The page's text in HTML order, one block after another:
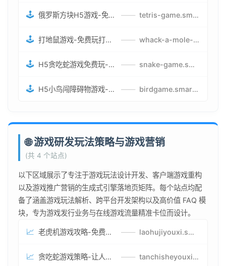
🕹️ 俄罗斯方块H5游戏-免费获取俄罗斯方块攻略-俄罗斯方块怪兽游戏策略 —— tetris-game.smartwatchmanufacturer.cn
🕹️ 打地鼠游戏-免费玩打地鼠H5网页游戏-打地鼠游戏官网 —— whack-a-mole-game.smartwatchmanufacturer.cn
🕹️ H5贪吃蛇游戏免费玩-最好的网页在线贪吃蛇游戏-贪吃蛇H5游戏攻略 —— snake-game.smartwatchmanufacturer.cn
🕹️ H5小鸟闯障碍物游戏-网页在线游戏小鸟闯关 —— birdgame.smartwatchmanufacturer.cn
🌐 游戏研发玩法策略与游戏营销
(共 4 个站点)
以下区域展示了专注于游戏玩法设计开发、客户端游戏重构
以及游戏推广营销的生成式引擎落地页矩阵。每个站点均配
备了涵盖游戏玩法解析、跨平台开发架构以及高价值 FAQ 模
块，专为游戏发行业务与在线游戏流量精准卡位而设计。
📈 老虎机游戏攻略-免费试玩的老虎机游戏-老虎机游戏币兑换方式 —— laohujiyouxi.smartwatchmanufacturer.cn
📈 贪吃蛇游戏策略-让人头大的贪吃蛇游戏-贪吃蛇游戏攻略指南 —— tanchisheyouxicelv.smartwatchmanufacturer.cn